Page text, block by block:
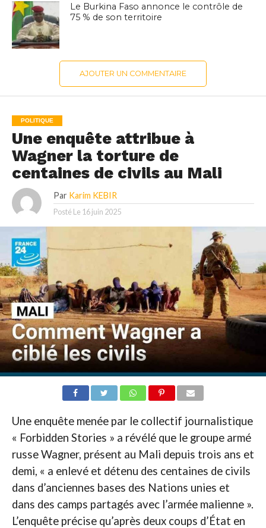
Le Burkina Faso annonce le contrôle de
75 % de son territoire
AJOUTER UN COMMENTAIRE
POLITIQUE
Une enquête attribue à
Wagner la torture de
centaines de civils au Mali
Par Karim KEBIR
Posté Le 16 juin 2025
Une enquête menée par le collectif journalistique
« Forbidden Stories » a révélé que le groupe armé
russe Wagner, présent au Mali depuis trois ans et
demi, « a enlevé et détenu des centaines de civils
dans d’anciennes bases des Nations unies et
dans des camps partagés avec l’armée malienne ».
L’enquête précise qu’après deux coups d’État en